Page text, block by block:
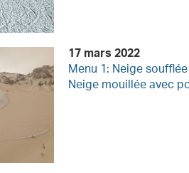
17 mars 2022
Menu 1: Neige
Neige mouillée avec